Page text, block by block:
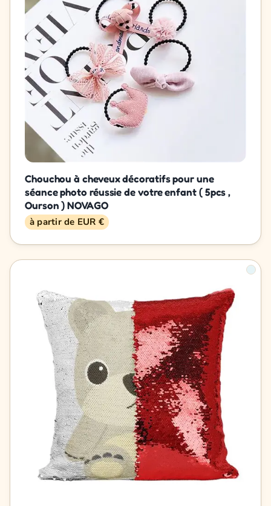
Chouchou à cheveux décoratifs pour une
séance photo réussie de votre enfant ( 5pcs ,
Ourson ) NOVAGO
à partir de EUR €